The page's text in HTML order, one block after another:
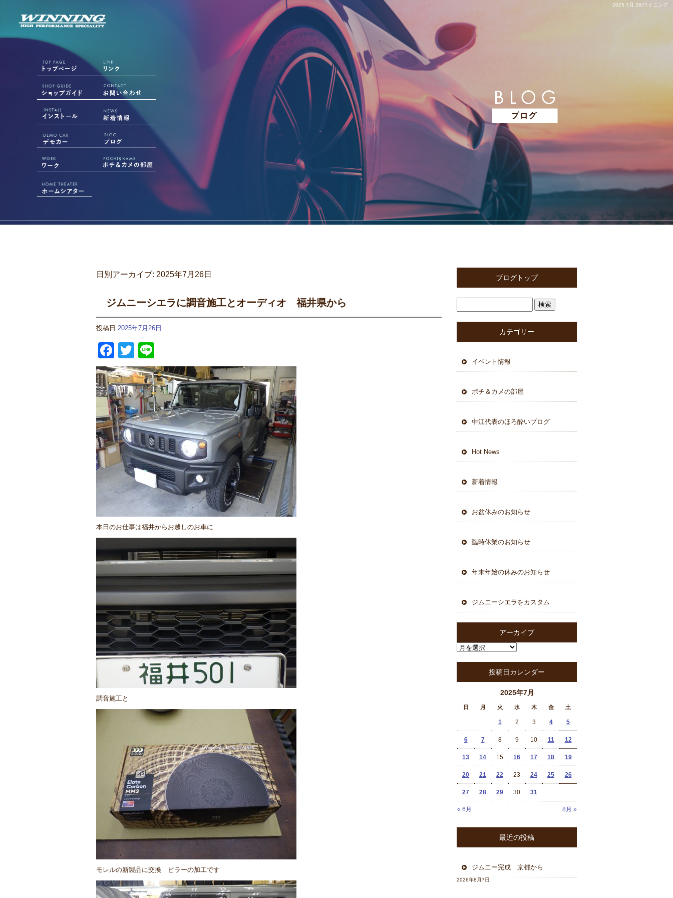
2025 7月 26|ウイニング
日別アーカイブ: 2025年7月26日
ジムニーシエラに調音施工とオーディオ 福井県から
投稿日 2025年7月26日
Facebook
Twitter
本日のお仕事は福井からお越しのお車に
調音施工と
モレルの新製品に交換 ピラーの加工です
ブログトップ
カテゴリー
イベント情報
ポチ＆カメの部屋
中江代表のほろ酔いブログ
Hot News
新着情報
お盆休みのお知らせ
臨時休業のお知らせ
年末年始の休みのお知らせ
ジムニーシエラをカスタム
アーカイブ
投稿日カレンダー
2025年7月
日 月 火 水 木 金 土
« 6月 8月 »
1 2 3 4 5
6 7 8 9 10 11 12
13 14 15 16 17 18 19
20 21 22 23 24 25 26
27 28 29 30 31
最近の投稿
ジムニー完成 京都から
2026年8月7日